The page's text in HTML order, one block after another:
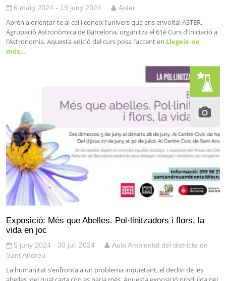
6 maig 2024 - 19 juny 2024 Aster
Aprèn a orientar-te al cel i coneix l’univers que ens envolta! ASTER,
Agrupació Astronòmica de Barcelona, organitza el 61è Curs d’Iniciació a
l’Astronomia. Aquesta edició del curs posa l’accent en Llegeix-ne
més…
Exposició: Més que Abelles. Pol·linitzadors i flors, la
vida en joc
5 juny 2024 - 30 jul. 2024
Aula Ambiental del districte de
Sant Andreu
La humanitat s’enfronta a un problema inquietant, el declivi de les